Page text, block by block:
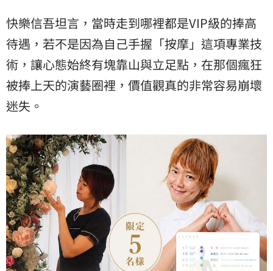
快樂信吾坦言，當時走到哪裡都是VIP級的捧高
待遇，若不是因為自己手握「按摩」這項專業技
術，讓心態始終有塊靠山與立足點，在那個瘋狂
被捧上天的演藝圈裡，價值觀真的非常容易崩壞
迷失。